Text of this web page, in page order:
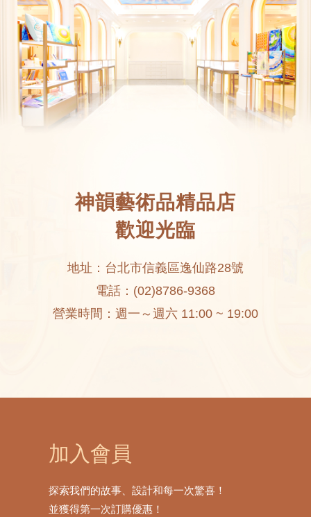
神韻藝術品精品店
歡迎光臨
地址：台北市信義區逸仙路28號
電話：(02)8786-9368
營業時間：週一～週六 11:00 ~ 19:00
加入會員
探索我們的故事、設計和每一次驚喜！
並獲得第一次訂購優惠！